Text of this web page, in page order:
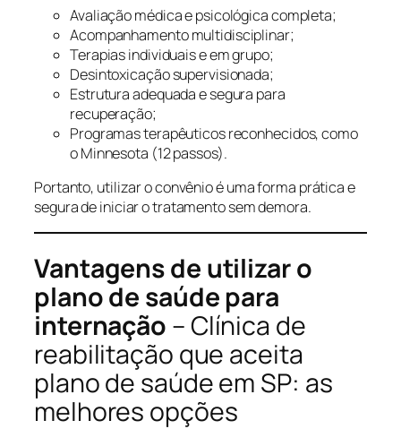
Avaliação médica e psicológica completa;
Acompanhamento multidisciplinar;
Terapias individuais e em grupo;
Desintoxicação supervisionada;
Estrutura adequada e segura para
recuperação;
Programas terapêuticos reconhecidos, como
o Minnesota (12 passos).
Portanto, utilizar o convênio é uma forma prática e
segura de iniciar o tratamento sem demora.
Vantagens de utilizar o
plano de saúde para
internação – Clínica de
reabilitação que aceita
plano de saúde em SP: as
melhores opções